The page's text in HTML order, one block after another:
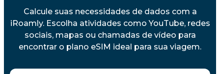
Calcule suas necessidades de dados com a
iRoamly. Escolha atividades como YouTube, redes
sociais, mapas ou chamadas de vídeo para
encontrar o plano eSIM ideal para sua viagem.